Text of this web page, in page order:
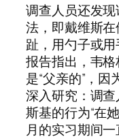
调查人员还发
法，即戴维斯
趾，用勺子或用
报告指出，韦
是“父亲的”，因
深入研究：调
斯基的行为“在
月的实习期间一